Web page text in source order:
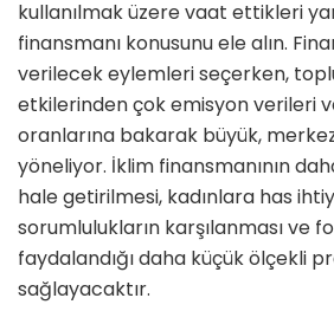
kullanılmak üzere vaat ettikleri
finansmanı konusunu ele alın.
verilecek eylemleri seçerken,
etkilerinden çok emisyon verileri
oranlarına bakarak büyük,
yöneliyor. İklim finansmanının
hale getirilmesi, kadınlara has
sorumlulukların karşılanması ve
faydalandığı daha küçük ölçekli
sağlayacaktır.